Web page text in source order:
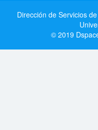
Dirección de Servicios
© 2019